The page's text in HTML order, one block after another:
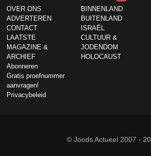
OVER ONS
ADVERTEREN
CONTACT
LAATSTE
MAGAZINE &
ARCHIEF
Abonneren
Gratis proefnummer
aanvragen!
Privacybeleid
BINNENLAND
BUITENLAND
ISRAËL
CULTUUR &
JODENDOM
HOLOCAUST
© Joods Actueel 2007 -